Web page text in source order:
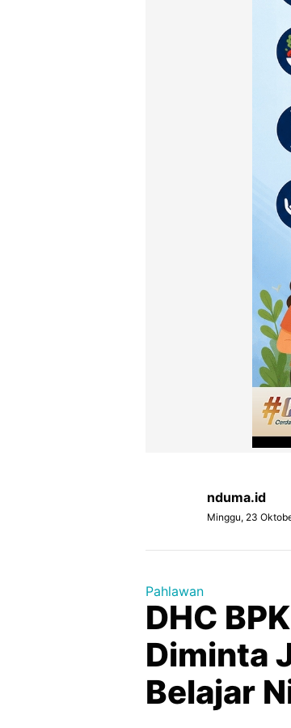
nduma.id
Minggu, 23
Pahlawan
DHC
Diminta
Belajar